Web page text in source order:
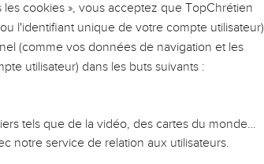
vision. Mais on voit
que ce sont
les erreurs
que leurs erreurs
ou une famille,
cookies », vous acceptez que TopChrétien
l'identifiant unique de votre compte utilisateur)
(comme vos données de navigation et les
utilisateur) dans les buts suivants :
tels que de la vidéo, des cartes du monde…
notre service de relation aux utilisateurs.